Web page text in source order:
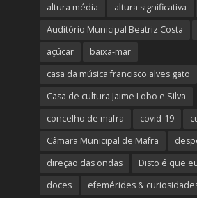
altura média altura significativa
Auditório Municipal Beatriz Costa
açúcar
baixa-mar
casa da música francisco alves gato
Casa de cultura Jaime Lobo e Silva
concelho de mafra
covid-19
Câmara Municipal de Mafra
direção das ondas
Disto é que
doces
efemérides &